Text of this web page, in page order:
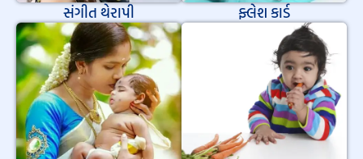
સંગીત થેરાપી ફ્લેશ કાર્ડ